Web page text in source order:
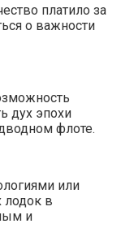
платило за
о важности
дух эпохи
флоте.
или
лодок в
и